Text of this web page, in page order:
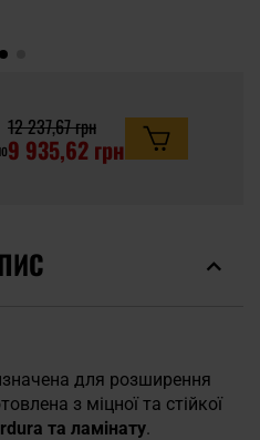
12 237,67 грн
9 935,62 грн
для розширення
з міцної та стійкої
та ламінату.